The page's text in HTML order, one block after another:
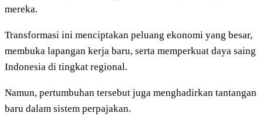
mereka.
Transformasi ini menciptakan peluang ekonomi yang besar,
membuka lapangan kerja baru, serta memperkuat daya saing
Indonesia di tingkat regional.
Namun, pertumbuhan tersebut juga menghadirkan tantangan
baru dalam sistem perpajakan.